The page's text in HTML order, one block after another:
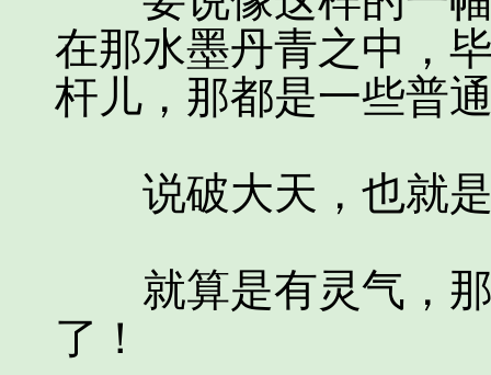
在那水墨丹青之中，
杆儿，那都是一些普
说破大天，也就是
就算是有灵气，那
了！